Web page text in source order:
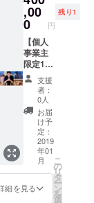
えて、
2.5時間
で必要
な操作
方法を
お伝え
しま
す。
（愛知
県外の
方は
ZOOM
で）
※WordP
ressブ
ログに
必要な
文書や
ミナー
で得た
収益は
全額支
援者に
お渡し
しま
す。ま
た、動
画を撮
影し、
二次利
用で販
売して
もOKで
す。集
客支援
は堤も
,00
0 円
残り1
【個人
事業主
限定1名
様！
WordPr
essブロ
グ制作
＋3か月
間コン
サル
ティン
グ】 現
在、個
人から
は請け
支援
者：
0人
お届
け予
定：
2019
年01
月
細を見る
こ
の
リ
タ
ー
ン
を
選